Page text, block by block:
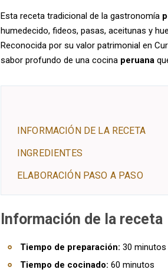
Esta receta tradicional de la gastronomía
humedecido, fideos, pasas, aceitunas y
Reconocida por su valor patrimonial en
sabor profundo de una cocina peruana
INFORMACIÓN DE LA RECETA
INGREDIENTES
ELABORACIÓN PASO A PASO
Información de la receta
Tiempo de preparación: 30 minutos
Tiempo de cocinado: 60 minutos